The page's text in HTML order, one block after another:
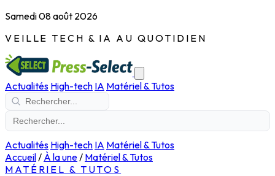
Samedi 08 août 2026
VEILLE TECH & IA AU QUOTIDIEN
Actualités High-tech IA Matériel & Tutos
Actualités High-tech IA Matériel & Tutos
Accueil/ À la une/ Matériel & Tutos
MATÉRIEL & TUTOS